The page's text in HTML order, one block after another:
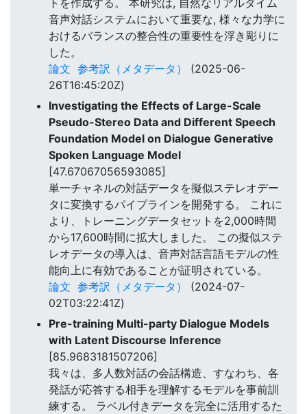
音声対話システムにおいて重要な, 様々な力学に
おけるバランスの整合性の重要性を浮き彫りに
した。
論文 参考訳（メタデータ）
(2025-06-
26T16:45:20Z)
Investigating the Effects of Large-Scale
Pseudo-Stereo Data and Different Speech
Foundation Model on Dialogue Generative
Spoken Language Model
[47.67067056593085]
単一チャネルの対話データを擬似ステレオデー
タに変換するパイプラインを開発する。 これに
より、トレーニングデータセットを2,000時間
から17,600時間に拡大しました。 この擬似ステ
レオデータの導入は、音声対話言語モデルの性
能向上に有効であることが証明されている。
論文 参考訳（メタデータ）
(2024-07-
02T03:22:41Z)
Pre-training Multi-party Dialogue Models
with Latent Discourse Inference
[85.9683181507206]
我々は、多人数対話の会話構造、すなわち、各
発話が応答する相手を理解するモデルを事前訓
練する。 ラベル付きデータを完全に活用するた